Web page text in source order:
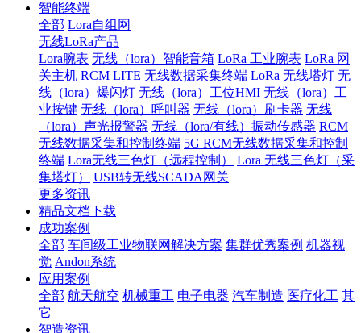
智能终端
全部 Lora自组网
无线LoRa产品
Lora腕表 无线（lora）智能音箱 LoRa 工业腕表 LoRa 网
关主机 RCM LITE 无线数据采集终端 LoRa 无线塔灯 无
线（lora）爆闪灯 无线（lora）工位HMI 无线（lora）工
业按键 无线（lora）呼叫器 无线（lora）刷卡器 无线
（lora）声光报警器 无线（lora/有线）振动传感器 RCM
无线数据采集和控制终端 5G RCM无线数据采集和控制
终端 Lora无线三色灯（远程控制）
Lora 无线三色灯（采
集塔灯）
USB转无线SCADA网关
更多资讯
精品文档下载
成功案例
全部 车间级工业物联网解决方案 集群优秀案例 机器视
觉 Andon系统
应用案例
全部 航天航空 机械重工 电子电器 汽车制造 医疗化工 其
它
智造资讯